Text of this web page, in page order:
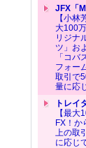
JFX「
【小
大100
リジナ
ツ」お
「コ
フォー
取引で
量に応
トレイ
【最
FX！か
上の取
に応じ